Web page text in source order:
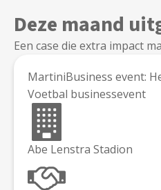
Deze maand
Een case die extra impact
MartiniBusiness event:
Voetbal businessevent
Abe Lenstra Stadion